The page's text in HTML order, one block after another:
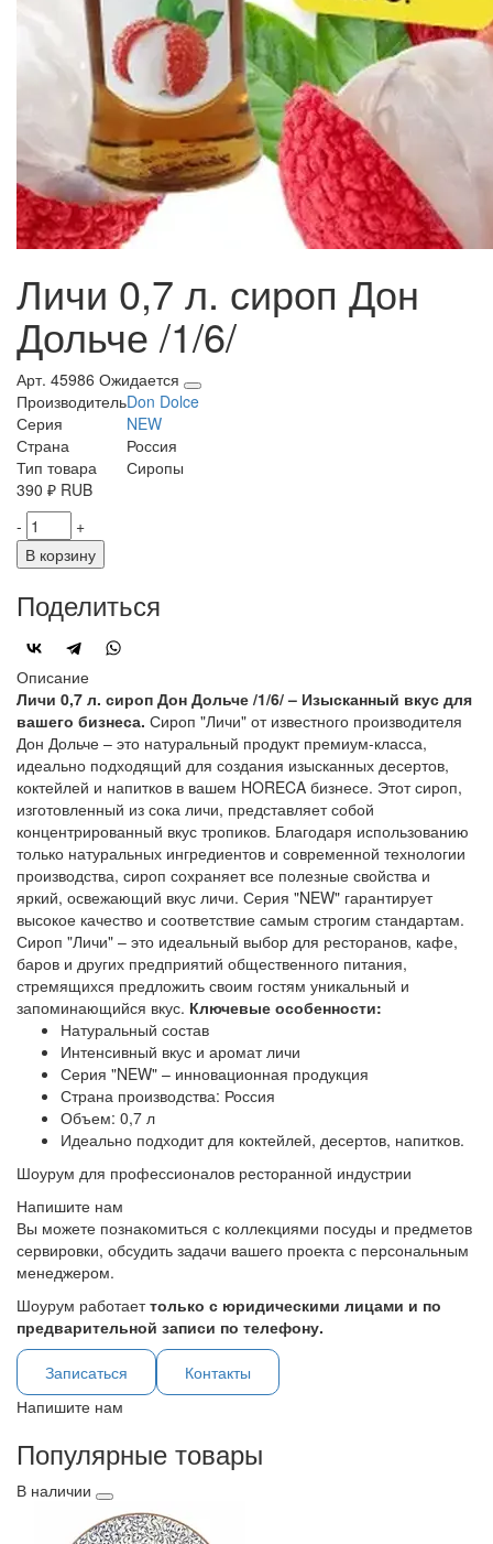
Личи 0,7 л. сироп Дон
Дольче /1/6/
Арт. 45986 Ожидается
ПроизводительDon Dolce
Серия
NEW
Страна
Россия
Тип товара
Сиропы
390 ₽ RUB
-
+
В корзину
Поделиться
Описание
Личи 0,7 л. сироп Дон Дольче /1/6/ – Изысканный вкус для
вашего бизнеса. Сироп "Личи" от известного производителя
Дон Дольче – это натуральный продукт премиум-класса,
идеально подходящий для создания изысканных десертов,
коктейлей и напитков в вашем HORECA бизнесе. Этот сироп,
изготовленный из сока личи, представляет собой
концентрированный вкус тропиков. Благодаря использованию
только натуральных ингредиентов и современной технологии
производства, сироп сохраняет все полезные свойства и
яркий, освежающий вкус личи. Серия "NEW" гарантирует
высокое качество и соответствие самым строгим стандартам.
Сироп "Личи" – это идеальный выбор для ресторанов, кафе,
баров и других предприятий общественного питания,
стремящихся предложить своим гостям уникальный и
запоминающийся вкус. Ключевые особенности:
Натуральный состав
Интенсивный вкус и аромат личи
Серия "NEW" – инновационная продукция
Страна производства: Россия
Объем: 0,7 л
Идеально подходит для коктейлей, десертов, напитков.
Шоурум для профессионалов ресторанной индустрии
Напишите нам
Вы можете познакомиться с коллекциями посуды и предметов
сервировки, обсудить задачи вашего проекта с персональным
менеджером.
Шоурум работаеттолько с юридическими лицами и по
предварительной записи по телефону.
Записаться
Контакты
Напишите нам
Популярные товары
В наличии